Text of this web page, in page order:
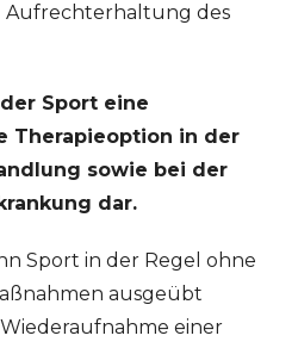
des
Sport eine
Therapieoption in der
sowie bei der
dar.
Sport in der Regel ohne
ausgeübt
einer